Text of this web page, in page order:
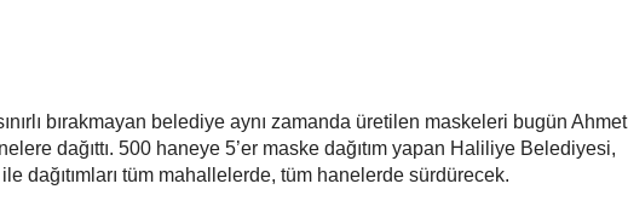
bırakmayan belediye aynı zamanda üretilen maskeleri bugün Ahmet
dağıttı. 500 haneye 5’er maske dağıtım yapan Haliliye Belediyesi,
dağıtımları tüm mahallelerde, tüm hanelerde sürdürecek.